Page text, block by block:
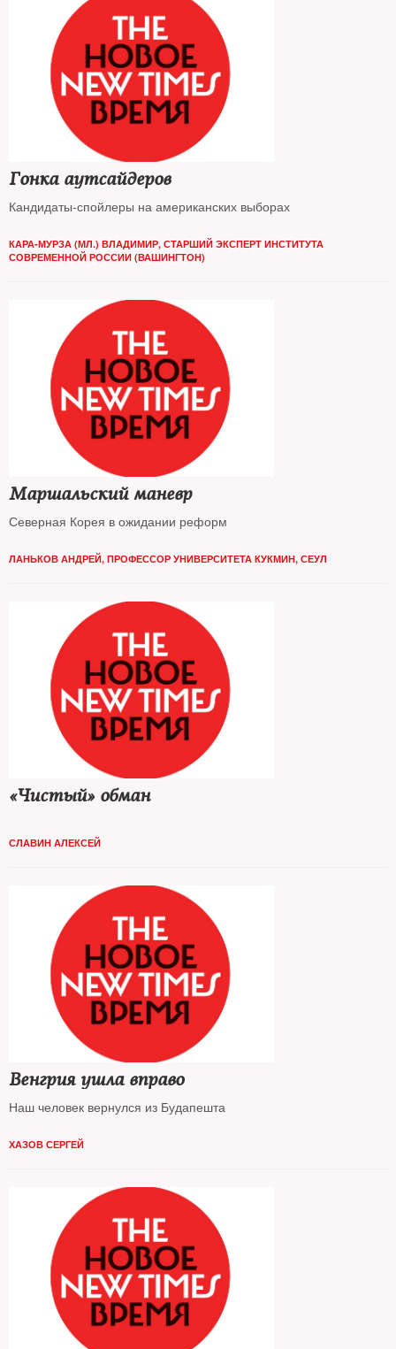
Гонка аутсайдеров
Кандидаты-спойлеры на американских выборах
КАРА-МУРЗА (МЛ.) ВЛАДИМИР, СТАРШИЙ ЭКСПЕРТ ИНСТИТУТА
СОВРЕМЕННОЙ РОССИИ (ВАШИНГТОН)
Маршальский маневр
Северная Корея в ожидании реформ
ЛАНЬКОВ АНДРЕЙ, ПРОФЕССОР УНИВЕРСИТЕТА КУКМИН, СЕУЛ
«Чистый» обман
СЛАВИН АЛЕКСЕЙ
Венгрия ушла вправо
Наш человек вернулся из Будапешта
ХАЗОВ СЕРГЕЙ